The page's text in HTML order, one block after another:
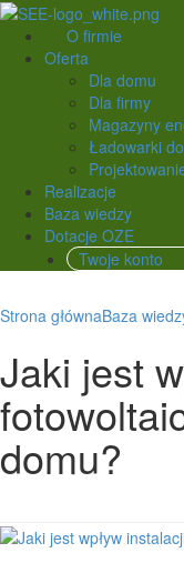
O firmie
Oferta
Dla domu
Dla firmy
Magazyny
Ładowarki
Realizacje
Baza wiedzy
Dotacje OZE
Twoje konto
Strona głównaBaza
Jaki jest
domu?